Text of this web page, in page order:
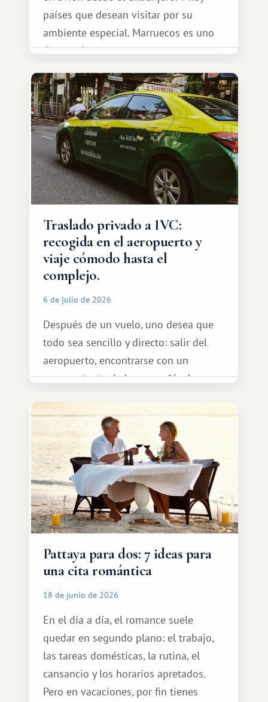
países que desean visitar por su
ambiente especial. Marruecos es uno
de esos lugares.
Traslado privado a IVC:
recogida en el aeropuerto y
viaje cómodo hasta el
complejo.
6 de julio de 2026
Después de un vuelo, uno desea que
todo sea sencillo y directo: salir del
aeropuerto, encontrarse con un
representante de la compañía de
tranquilamente hasta el complejo
turístico.
Pattaya para dos: 7 ideas para
una cita romántica
18 de junio de 2026
En el día a día, el romance suele
quedar en segundo plano: el trabajo,
las tareas domésticas, la rutina, el
cansancio y los horarios apretados.
Pero en vacaciones, por fin tienes